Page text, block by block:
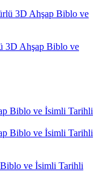
3D Ahşap Biblo ve
ve İsimli Tarihli